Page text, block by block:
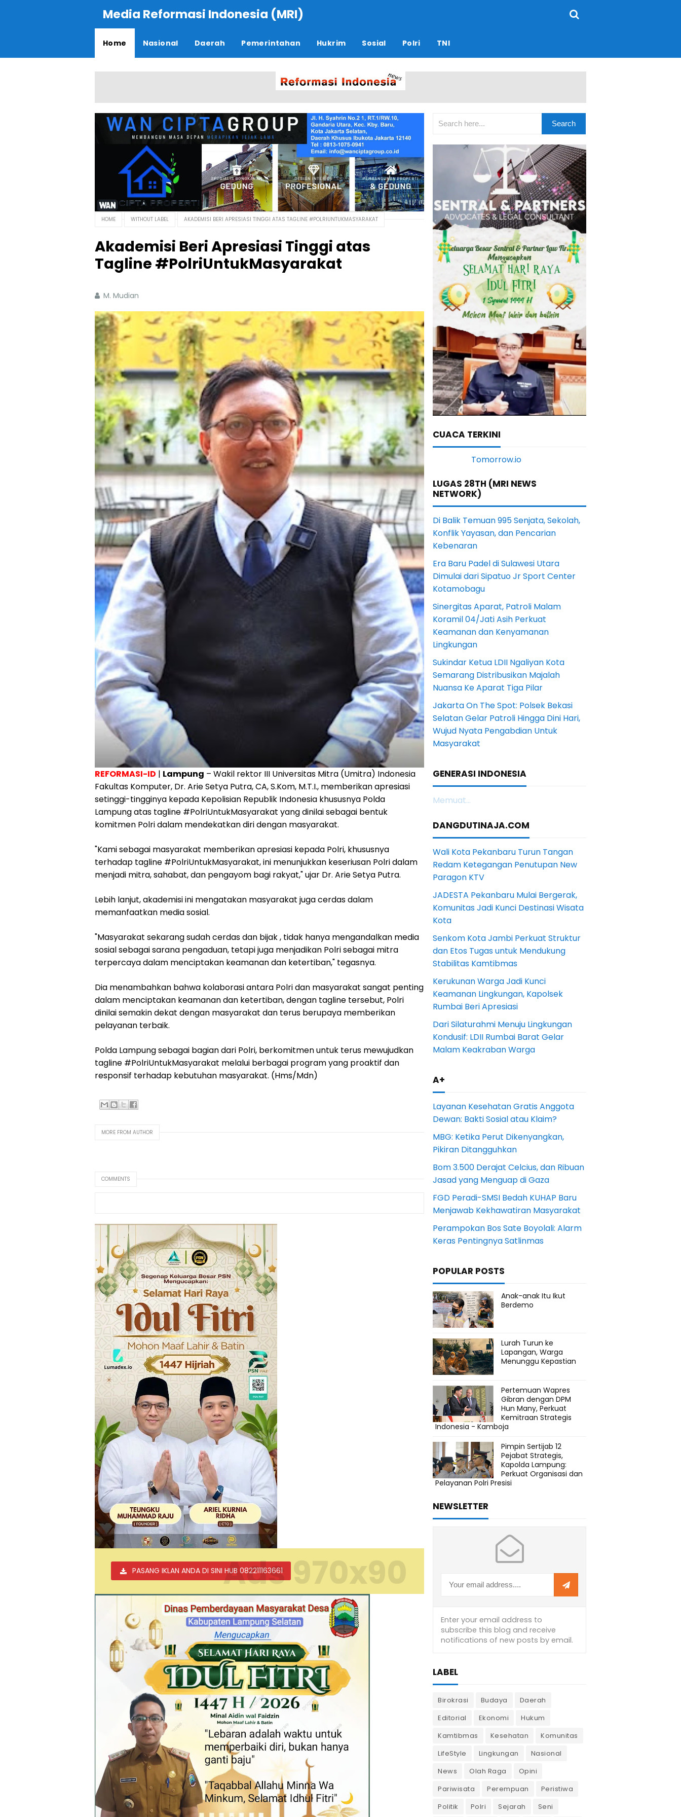
Media Reformasi Indonesia (MRI)
Home Nasional Daerah Pemerintahan Hukrim Sosial Polri TNI
HOME WITHOUT LABEL AKADEMISI BERI APRESIASI TINGGI ATAS TAGLINE #POLRIUNTUKMASYARAKAT
Akademisi Beri Apresiasi Tinggi atas
Tagline #PolriUntukMasyarakat
M. Mudian
REFORMASI-ID | Lampung – Wakil rektor III Universitas Mitra (Umitra) Indonesia
Fakultas Komputer, Dr. Arie Setya Putra, CA, S.Kom, M.T.I., memberikan apresiasi
setinggi-tingginya kepada Kepolisian Republik Indonesia khususnya Polda
Lampung atas tagline #PolriUntukMasyarakat yang dinilai sebagai bentuk
komitmen Polri dalam mendekatkan diri dengan masyarakat.
"Kami sebagai masyarakat memberikan apresiasi kepada Polri, khususnya
terhadap tagline #PolriUntukMasyarakat, ini menunjukkan keseriusan Polri dalam
menjadi mitra, sahabat, dan pengayom bagi rakyat," ujar Dr. Arie Setya Putra.
Lebih lanjut, akademisi ini mengatakan masyarakat juga cerdas dalam
memanfaatkan media sosial.
"Masyarakat sekarang sudah cerdas dan bijak , tidak hanya mengandalkan media
sosial sebagai sarana pengaduan, tetapi juga menjadikan Polri sebagai mitra
terpercaya dalam menciptakan keamanan dan ketertiban," tegasnya.
Dia menambahkan bahwa kolaborasi antara Polri dan masyarakat sangat penting
dalam menciptakan keamanan dan ketertiban, dengan tagline tersebut, Polri
dinilai semakin dekat dengan masyarakat dan terus berupaya memberikan
pelayanan terbaik.
Polda Lampung sebagai bagian dari Polri, berkomitmen untuk terus mewujudkan
tagline #PolriUntukMasyarakat melalui berbagai program yang proaktif dan
responsif terhadap kebutuhan masyarakat. (Hms/Mdn)
MORE FROM AUTHOR
COMMENTS
PASANG IKLAN ANDA DI SINI HUB 082211163661Ads 970x90
CUACA TERKINI
LUGAS 28TH (MRI NEWS
NETWORK)
Di Balik Temuan 995 Senjata, Sekolah,
Konflik Yayasan, dan Pencarian
Kebenaran
Era Baru Padel di Sulawesi Utara
Dimulai dari Sipatuo Jr Sport Center
Kotamobagu
Sinergitas Aparat, Patroli Malam
Koramil 04/Jati Asih Perkuat
Keamanan dan Kenyamanan
Lingkungan
Sukindar Ketua LDII Ngaliyan Kota
Semarang Distribusikan Majalah
Nuansa Ke Aparat Tiga Pilar
Jakarta On The Spot: Polsek Bekasi
Selatan Gelar Patroli Hingga Dini Hari,
Wujud Nyata Pengabdian Untuk
Masyarakat
GENERASI INDONESIA
Memuat...
DANGDUTINAJA.COM
Wali Kota Pekanbaru Turun Tangan
Redam Ketegangan Penutupan New
Paragon KTV
JADESTA Pekanbaru Mulai Bergerak,
Komunitas Jadi Kunci Destinasi Wisata
Kota
Senkom Kota Jambi Perkuat Struktur
dan Etos Tugas untuk Mendukung
Stabilitas Kamtibmas
Kerukunan Warga Jadi Kunci
Keamanan Lingkungan, Kapolsek
Rumbai Beri Apresiasi
Dari Silaturahmi Menuju Lingkungan
Kondusif: LDII Rumbai Barat Gelar
Malam Keakraban Warga
A+
Layanan Kesehatan Gratis Anggota
Dewan: Bakti Sosial atau Klaim?
MBG: Ketika Perut Dikenyangkan,
Pikiran Ditangguhkan
Bom 3.500 Derajat Celcius, dan Ribuan
Jasad yang Menguap di Gaza
FGD Peradi-SMSI Bedah KUHAP Baru
Menjawab Kekhawatiran Masyarakat
Perampokan Bos Sate Boyolali: Alarm
Keras Pentingnya Satlinmas
POPULAR POSTS
Anak-anak Itu Ikut
Berdemo
Lurah Turun ke
Lapangan, Warga
Menunggu Kepastian
Pertemuan Wapres
Gibran dengan DPM
Hun Many, Perkuat
Kemitraan Strategis
Indonesia - Kamboja
Pimpin Sertijab 12
Pejabat Strategis,
Kapolda Lampung:
Perkuat Organisasi dan
Pelayanan Polri Presisi
NEWSLETTER
LABEL
Birokrasi Budaya
Daerah
Editorial
Ekonomi
Hukum
Kamtibmas
Kesehatan
Komunitas
LifeStyle
Lingkungan
Nasional
News
Olah Raga
Opini
Pariwisata
Perempuan
Peristiwa
Politik
Polri Sejarah Seni